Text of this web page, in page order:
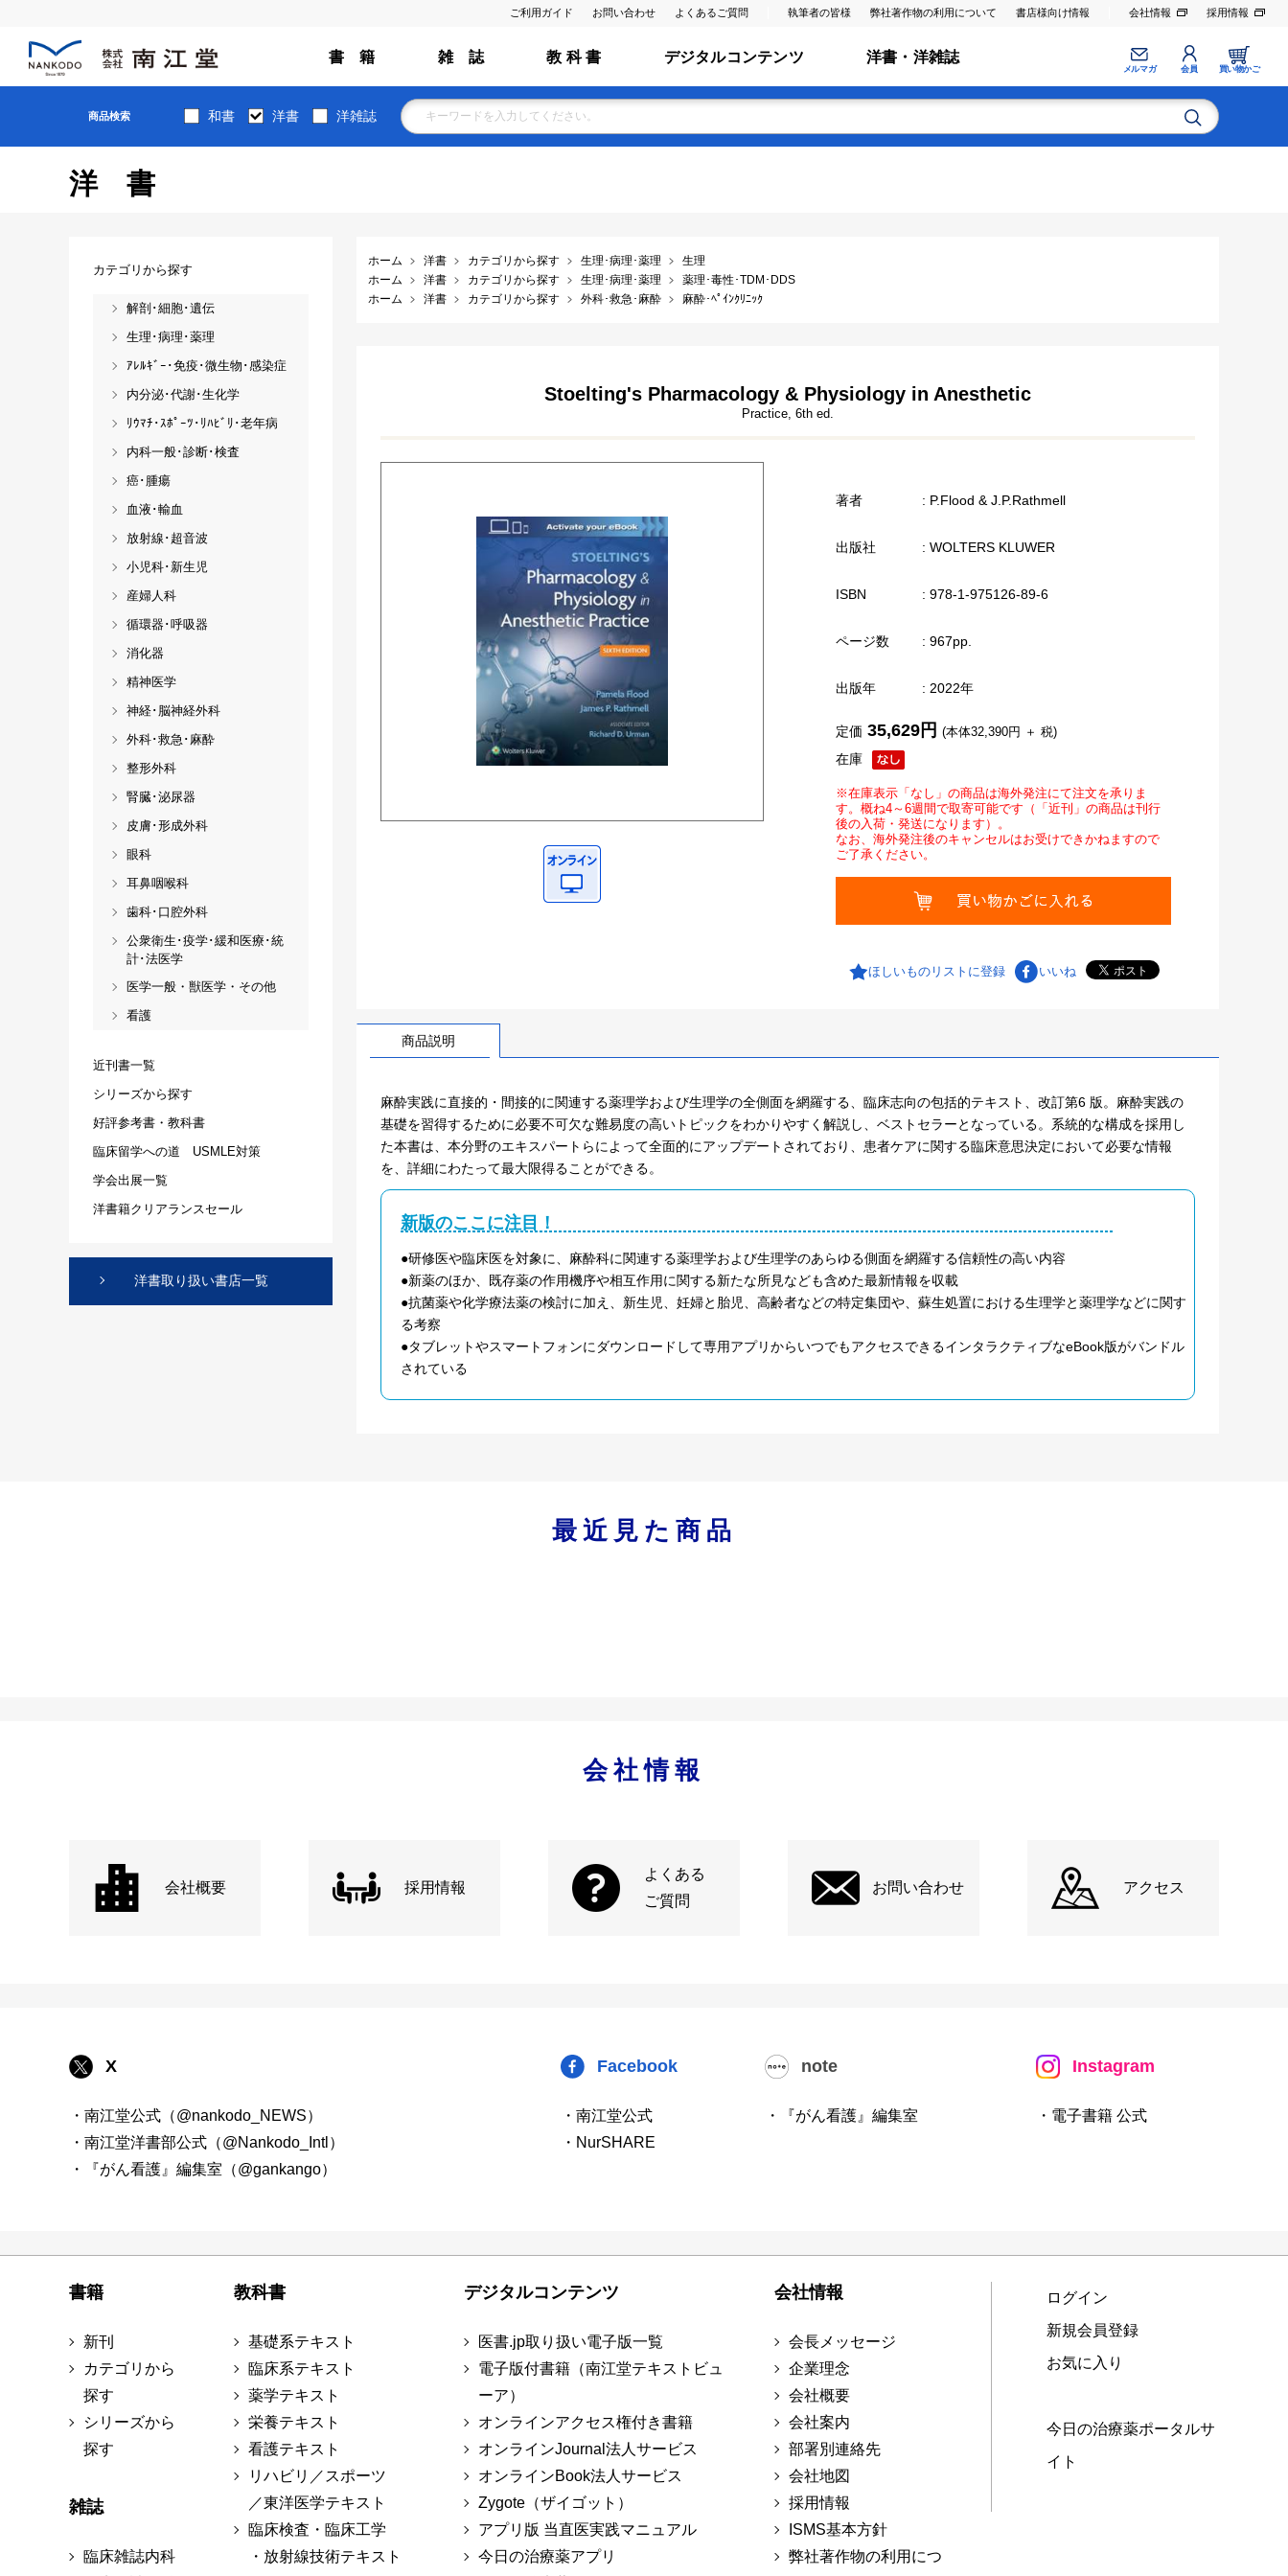
ご利用ガイド お問い合わせ よくあるご質問 執筆者の皆様 弊社著作物の利用について 書店様向け情報 会社情報 採用情報
書 籍 雑 誌 教 科 書 デジタルコンテンツ 洋書・洋雑誌
メルマガ 会員 買い物かご
商品検索 和書 洋書 洋雑誌
洋書
ホーム 洋書 カテゴリから探す 生理･病理･薬理
生理
ホーム
洋書 カテゴリから探す 生理･病理･薬理
薬理･毒性･TDM･DDS
ホーム
洋書 カテゴリから探す 外科･救急･麻酔 麻酔･ﾍﾟｲﾝｸﾘﾆｯｸ
Stoelting's Pharmacology & Physiology in Anesthetic
Practice, 6th ed.
著者 : P.Flood & J.P.Rathmell
出版社 : WOLTERS KLUWER
ISBN : 978-1-975126-89-6
ページ数 : 967pp.
出版年 : 2022年
在庫
定価 35,629円 (本体32,390円 ＋ 税)
※在庫表示「なし」の商品は海外発注にて注文を承りま
す。概ね4～6週間で取寄可能です（「近刊」の商品は刊行
後の入荷・発送になります）。
なお、海外発注後のキャンセルはお受けできかねますので
ご了承ください。
ほしいものリストに登録 いいね
商品説明
麻酔実践に直接的・間接的に関連する薬理学および生理学の全側面を網羅する、臨床志向の包括的テキスト、改訂第6 版。麻酔実践の
基礎を習得するために必要不可欠な難易度の高いトピックをわかりやすく解説し、ベストセラーとなっている。系統的な構成を採用し
た本書は、本分野のエキスパートらによって全面的にアップデートされており、患者ケアに関する臨床意思決定において必要な情報
を、詳細にわたって最大限得ることができる。
新版のここに注目！
●研修医や臨床医を対象に、麻酔科に関連する薬理学および生理学のあらゆる側面を網羅する信頼性の高い内容
●新薬のほか、既存薬の作用機序や相互作用に関する新たな所見なども含めた最新情報を収載
●抗菌薬や化学療法薬の検討に加え、新生児、妊婦と胎児、高齢者などの特定集団や、蘇生処置における生理学と薬理学などに関す
る考察
●タブレットやスマートフォンにダウンロードして専用アプリからいつでもアクセスできるインタラクティブなeBook版がバンドル
されている
カテゴリから探す
解剖･細胞･遺伝
生理･病理･薬理
ｱﾚﾙｷﾞｰ･免疫･微生物･感染症
内分泌･代謝･生化学
ﾘｳﾏﾁ･ｽﾎﾟｰﾂ･ﾘﾊﾋﾞﾘ･老年病
内科一般･診断･検査
癌･腫瘍
血液･輸血
放射線･超音波
小児科･新生児
産婦人科
循環器･呼吸器
消化器
精神医学
神経･脳神経外科
外科･救急･麻酔
整形外科
腎臓･泌尿器
皮膚･形成外科
眼科
耳鼻咽喉科
歯科･口腔外科
公衆衛生･疫学･緩和医療･統
計･法医学
医学一般・獣医学・その他
看護
近刊書一覧
シリーズから探す
好評参考書・教科書
臨床留学への道 USMLE対策
学会出展一覧
洋書籍クリアランスセール
洋書取り扱い書店一覧
最近見た商品
会社情報
会社概要 採用情報
よくある
ご質問
お問い合わせ アクセス
X
・南江堂公式（@nankodo_NEWS）
・南江堂洋書部公式（@Nankodo_Intl）
・『がん看護』編集室（@gankango）
Facebook
・南江堂公式
・NurSHARE
note
・『がん看護』編集室
Instagram
・電子書籍 公式
書籍
新刊
カテゴリから
探す
シリーズから
探す
雑誌
臨床雑誌内科
教科書
基礎系テキスト
臨床系テキスト
薬学テキスト
栄養テキスト
看護テキスト
リハビリ／スポーツ
／東洋医学テキスト
臨床検査・臨床工学
・放射線技術テキスト
デジタルコンテンツ
医書.jp取り扱い電子版一覧
電子版付書籍（南江堂テキストビュ
ーア）
オンラインアクセス権付き書籍
オンラインJournal法人サービス
オンラインBook法人サービス
Zygote（ザイゴット）
アプリ版 当直医実践マニュアル
今日の治療薬アプリ
会社情報
会長メッセージ
企業理念
会社概要
会社案内
部署別連絡先
会社地図
採用情報
ISMS基本方針
弊社著作物の利用につ
ログイン
新規会員登録
お気に入り
今日の治療薬ポータルサ
イト